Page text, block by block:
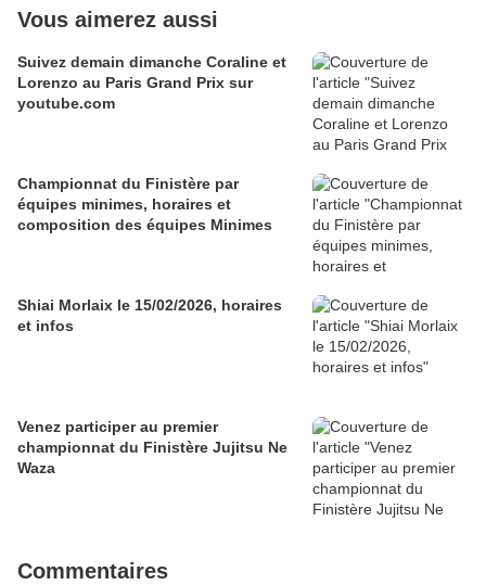
Vous aimerez aussi
Suivez demain dimanche Coraline et
Lorenzo au Paris Grand Prix sur
youtube.com
Championnat du Finistère par
équipes minimes, horaires et
composition des équipes Minimes
Shiai Morlaix le 15/02/2026, horaires
et infos
Venez participer au premier
championnat du Finistère Jujitsu Ne
Waza
Commentaires